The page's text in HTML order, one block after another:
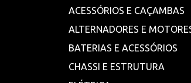
ACESSÓRIOS E CAÇAMBAS
ALTERNADORES E
BATERIAS E ACESSÓRIOS
CHASSI E ESTRUTURA